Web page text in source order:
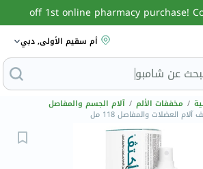
أم سقيم الأولى, دبي
/ مخففات الألم / آلام الجسم والمفاصل
العضلات والمفاصل 118 مل